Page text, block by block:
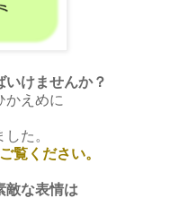
けませんか？
かえめに
た。
覧ください。
敵な表情は